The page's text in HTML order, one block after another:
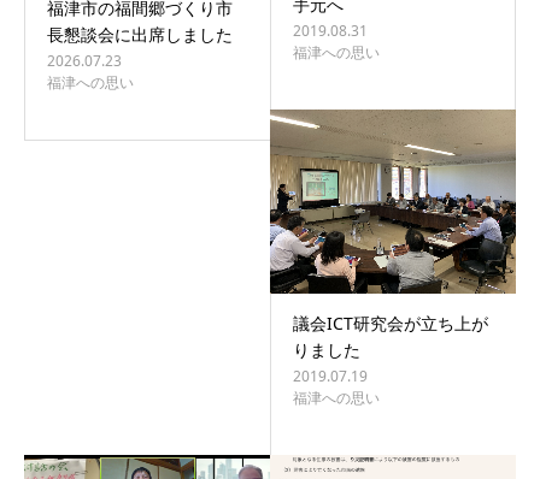
福津市の福間郷づくり市
長懇談会に出席しました
2026.07.23
福津への思い
2019.08.31
福津への思い
議会ICT研究会が立ち上が
りました
2019.07.19
福津への思い